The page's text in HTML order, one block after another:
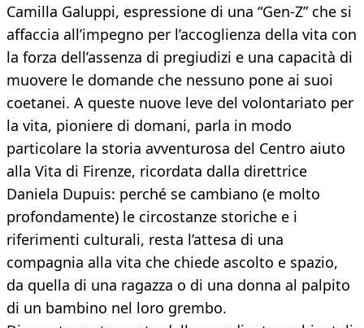
Camilla Galuppi, espressione di una “Gen-Z” che si
affaccia all’impegno per l’accoglienza della vita con
la forza dell’assenza di pregiudizi e una capacità di
muovere le domande che nessuno pone ai suoi
coetanei. A queste nuove leve del volontariato per
la vita, pioniere di domani, parla in modo
particolare la storia avventurosa del Centro aiuto
alla Vita di Firenze, ricordata dalla direttrice
Daniela Dupuis: perché se cambiano (e molto
profondamente) le circostanze storiche e i
riferimenti culturali, resta l’attesa di una
compagnia alla vita che chiede ascolto e spazio,
da quella di una ragazza o di una donna al palpito
di un bambino nel loro grembo.